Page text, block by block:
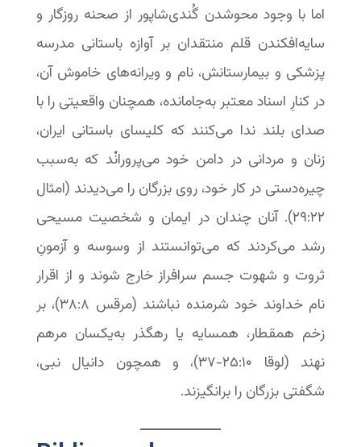
اما با وجود محوشدن گُندی‌شاپور از صحنه روزگار و
سایه‌افکندن قلم منتقدان بر آوازه باستانی مدرسه
پزشکی و بیمارستانش، نام و ویرانه‌های خاموش آن،
در کنارِ اسناد معتبر به‌جامانده، همچنان واقعیتی را با
صدای بلند ندا می‌کنند که کلیسای باستانی ایران،
زنان و مردانی در دامن خود می‌پرورانْد که به‌سبب
چیره‌دستی در کار خود، روی بزرگان را می‌دیدند (امثال
۲۲:‏۲۹). آنان چندان در ایمان و شخصیت مسیحی
رشد می‌کردند که می‌توانستند از وسوسه و آزمونِ
ثروت و شهوت جسم سرافراز خارج شوند و از اقرار
نام خداوند خود شرمنده نباشند (مرقس ۸:‏۳۸)، بر
زخم همقطار، همسایه یا رهگذر به‌یکسان مرهم
نهند (لوقا ۱۰:‏۲۵-‏۳۷)، و همچون دانیال نبی،
شگفتی بزرگان را برانگیزند.